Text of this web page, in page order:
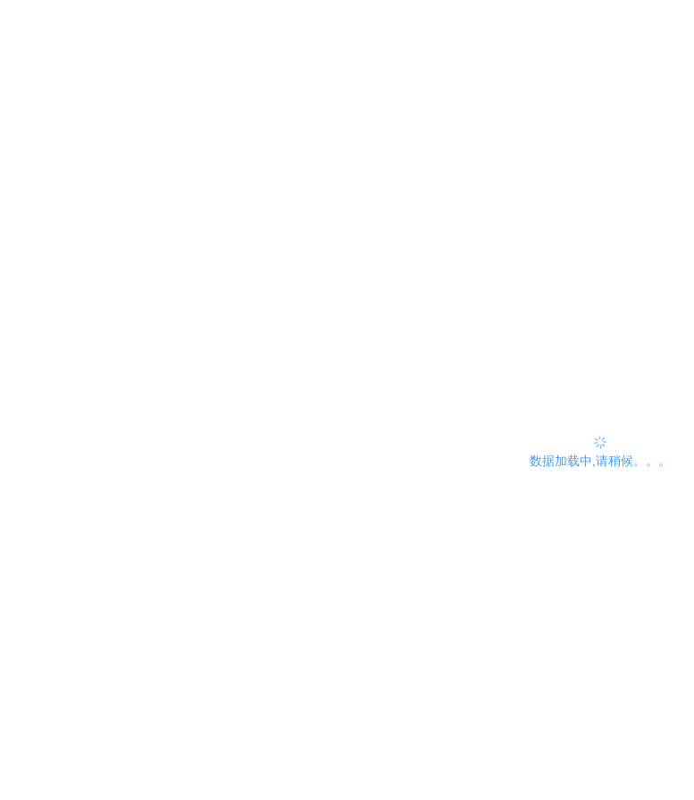
数据加载中,请稍候。。。